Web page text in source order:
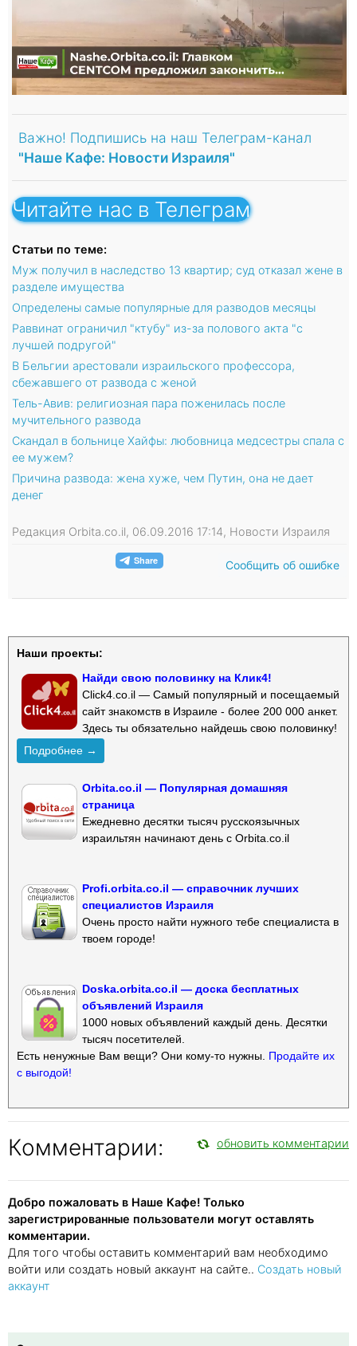
Важно! Подпишись на наш Телеграм-канал
"Наше Кафе: Новости Израиля"
Читайте нас в Телеграм
Статьи по теме:
Муж получил в наследство 13 квартир; суд отказал жене в
разделе имущества
Определены самые популярные для разводов месяцы
Раввинат ограничил "ктубу" из-за полового акта "с
лучшей подругой"
В Бельгии арестовали израильского профессора,
сбежавшего от развода с женой
Тель-Авив: религиозная пара поженилась после
мучительного развода
Скандал в больнице Хайфы: любовница медсестры спала с
ее мужем?
Причина развода: жена хуже, чем Путин, она не дает
денег
Редакция Orbita.co.il, 06.09.2016 17:14, Новости Израиля
Сообщить об ошибке
Наши проекты:
Найди свою половинку на Клик4!
Click4.co.il — Самый популярный и посещаемый
сайт знакомств в Израиле - более 200 000 анкет.
Здесь ты обязательно найдешь свою половинку!
Подробнее →
Orbita.co.il — Популярная домашняя
страница
Ежедневно десятки тысяч русскоязычных
израильтян начинают день с Orbita.co.il
Profi.orbita.co.il — справочник лучших
специалистов Израиля
Очень просто найти нужного тебе специалиста в
твоем городе!
Doska.orbita.co.il — доска бесплатных
объявлений Израиля
1000 новых объявлений каждый день. Десятки
тысяч посетителей.
Есть ненужные Вам вещи? Они кому-то нужны. Продайте их
с выгодой!
Комментарии: обновить комментарии
Добро пожаловать в Наше Кафе! Только
зарегистрированные пользователи могут оставлять
комментарии.
Для того чтобы оставить комментарий вам необходимо
войти или создать новый аккаунт на сайте.. Создать новый
аккаунт